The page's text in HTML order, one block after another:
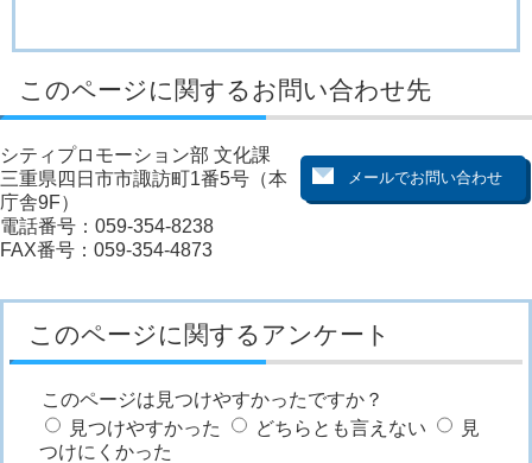
このページに関するお問い合わせ先
シティプロモーション部 文化課
三重県四日市市諏訪町1番5号（本
庁舎9F）
電話番号：059-354-8238
FAX番号：059-354-4873
このページに関するアンケート
このページは見つけやすかったですか？
見つけやすかった
どちらとも言えない
見
つけにくかった